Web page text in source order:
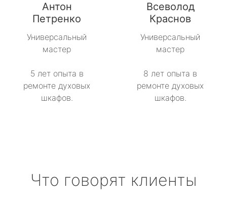
Антон
Петренко
Универсальный
мастер
5 лет опыта в
ремонте духовых
шкафов.
Всеволод
Краснов
Универсальный
мастер
8 лет опыта в
ремонте духовых
шкафов.
Что говорят клиенты